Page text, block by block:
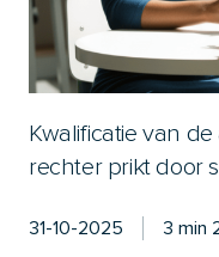
Kwalificatie van
rechter prikt door
31-10-2025 3 min